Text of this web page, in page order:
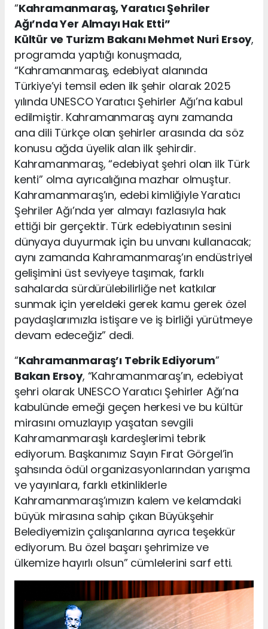
“Kahramanmaraş, Yaratıcı Şehriler
Ağı’nda Yer Almayı Hak Etti”
Kültür ve Turizm Bakanı Mehmet Nuri Ersoy,
programda yaptığı konuşmada,
“Kahramanmaraş, edebiyat alanında
Türkiye’yi temsil eden ilk şehir olarak 2025
yılında UNESCO Yaratıcı Şehirler Ağı’na kabul
edilmiştir. Kahramanmaraş aynı zamanda
ana dili Türkçe olan şehirler arasında da söz
konusu ağda üyelik alan ilk şehirdir.
Kahramanmaraş, “edebiyat şehri olan ilk Türk
kenti” olma ayrıcalığına mazhar olmuştur.
Kahramanmaraş’ın, edebi kimliğiyle Yaratıcı
Şehriler Ağı’nda yer almayı fazlasıyla hak
ettiği bir gerçektir. Türk edebiyatının sesini
dünyaya duyurmak için bu unvanı kullanacak;
aynı zamanda Kahramanmaraş’ın endüstriyel
gelişimini üst seviyeye taşımak, farklı
sahalarda sürdürülebilirliğe net katkılar
sunmak için yereldeki gerek kamu gerek özel
paydaşlarımızla istişare ve iş birliği yürütmeye
devam edeceğiz” dedi.
“Kahramanmaraş’ı Tebrik Ediyorum”
Bakan Ersoy, “Kahramanmaraş’ın, edebiyat
şehri olarak UNESCO Yaratıcı Şehirler Ağı’na
kabulünde emeği geçen herkesi ve bu kültür
mirasını omuzlayıp yaşatan sevgili
Kahramanmaraşlı kardeşlerimi tebrik
ediyorum. Başkanımız Sayın Fırat Görgel’in
şahsında ödül organizasyonlarından yarışma
ve yayınlara, farklı etkinliklerle
Kahramanmaraş’ımızın kalem ve kelamdaki
büyük mirasına sahip çıkan Büyükşehir
Belediyemizin çalışanlarına ayrıca teşekkür
ediyorum. Bu özel başarı şehrimize ve
ülkemize hayırlı olsun” cümlelerini sarf etti.